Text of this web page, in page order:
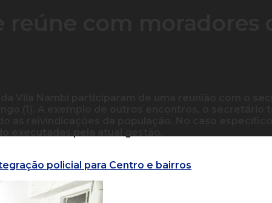
policial para Centro e bairros